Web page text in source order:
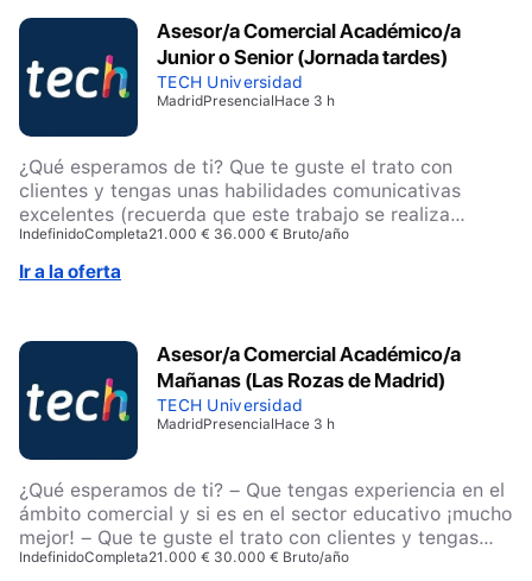
Asesor/a Comercial Académico/a
Junior o Senior (Jornada tardes)
TECH Universidad
MadridPresencialHace 3 h
¿Qué esperamos de ti? Que te guste el trato con
clientes y tengas unas habilidades comunicativas
excelentes (recuerda que este trabajo se realiza
principalmente por teléfono). Que seas proactivo/a y
tengas ambición por crecer dentro de una empresa en
plena expansión. Nosotros te daremos todas las
el sector educativo, ¡mucho mejor! Perfil Senior:
Además de cumplir con los requisitos anteriores, Que
cuentes con un mínimo de 2 años de experiencia
demostrable en el sector educativo. Que puedas
acreditar un historial de ventas exitoso y consistente,
objetivos comerciales. Que aportes un alto nivel de
autonomía, orientación a resultados y conocimiento del
sector, siendo capaz de generar impacto desde el
primer día.
IndefinidoCompleta21.000 € 36.000 € Bruto/año
Ir a la oferta
Asesor/a Comercial Académico/a
Mañanas (Las Rozas de Madrid)
TECH Universidad
MadridPresencialHace 3 h
¿Qué esperamos de ti? – Que tengas experiencia en el
ámbito comercial y si es en el sector educativo ¡mucho
mejor! – Que te guste el trato con clientes y tengas
unas habilidades comunicativas excelentes (recuerda
IndefinidoCompleta21.000 € 30.000 € Bruto/año